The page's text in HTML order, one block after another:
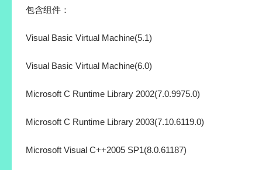
包含组件：
Visual Basic Virtual Machine(5.1)
Visual Basic Virtual Machine(6.0)
Microsoft C Runtime Library 2002(7.0.9975.0)
Microsoft C Runtime Library 2003(7.10.6119.0)
Microsoft Visual C++2005 SP1(8.0.61187)